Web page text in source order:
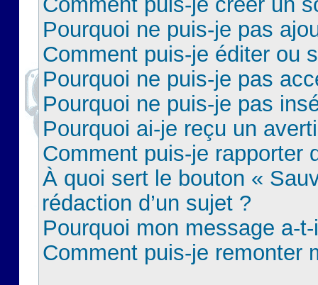
Pourquoi ne puis-je pas
Comment puis-je éditer ou
Pourquoi ne puis-je pas
Pourquoi ne puis-je pas
Pourquoi ai-je reçu un
Comment puis-je rapporter
À quoi sert le bouton «
rédaction d’un sujet ?
Pourquoi mon message a-
Comment puis-je remonter